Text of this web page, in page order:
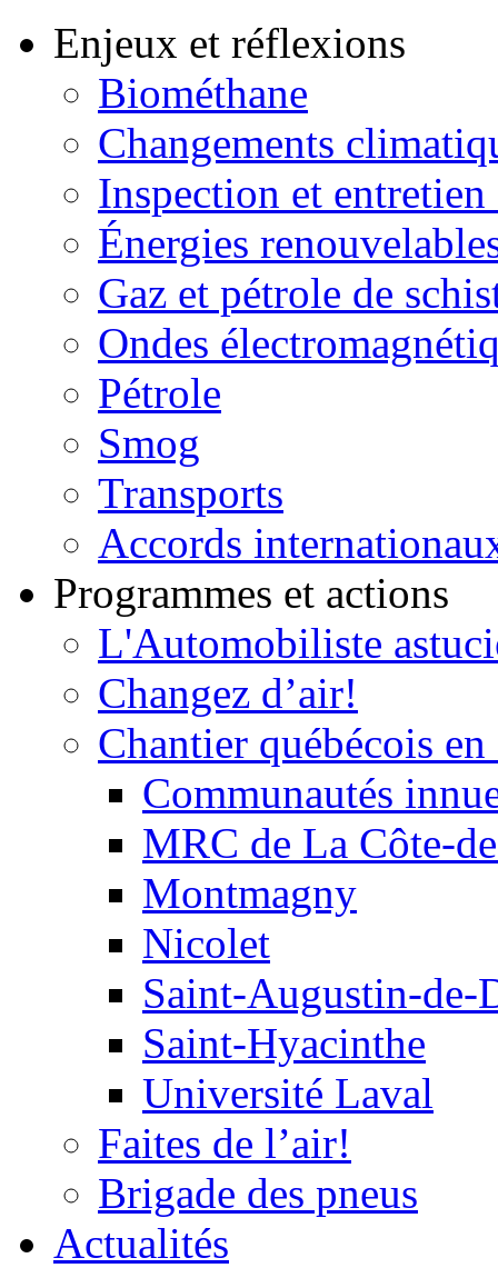
Enjeux et réflexions
Biométhane
Changements
Inspection et entretien
Énergies
Gaz et pétrole de
Ondes
Pétrole
Smog
Transports
Accords
Programmes et actions
L'Automobiliste
Changez d’air!
Chantier québécois
Communautés
MRC de La Côte-
Montmagny
Nicolet
Saint-Augustin-de-
Saint-Hyacinthe
Université Laval
Faites de l’air!
Brigade des pneus
Actualités